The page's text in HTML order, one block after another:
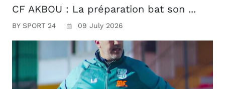
CF AKBOU : La préparation bat son ...
BY SPORT 24 09 July 2026